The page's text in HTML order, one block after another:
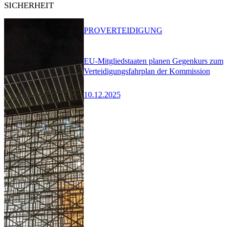
SICHERHEIT
EU-Mitgliedstaaten planen Gegenkurs zum
Verteidigungsfahrplan der Kommission
10.12.2025
PROVERTEIDIGUNG